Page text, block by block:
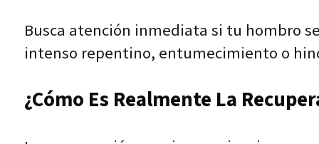
Busca atención inmediata si tu hombro
intenso repentino, entumecimiento o
¿Cómo Es Realmente La